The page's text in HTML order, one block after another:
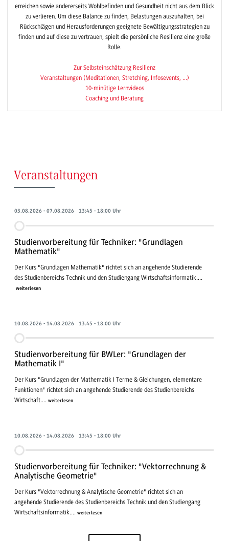
erreichen sowie andererseits Wohlbefinden und Gesundheit nicht aus dem Blick
zu verlieren. Um diese Balance zu finden, Belastungen auszuhalten, bei
Rückschlägen und Herausforderungen geeignete Bewältigungsstrategien zu
finden und auf diese zu vertrauen, spielt die persönliche Resilienz eine große
Rolle.
Zur Selbsteinschätzung Resilienz
Veranstaltungen (Meditationen, Stretching, Infosevents, ...)
10-minütige Lernvideos
Coaching und Beratung
Veranstaltungen
03.08.2026 - 07.08.2026 13:45 - 18:00 Uhr
Studienvorbereitung für Techniker: "Grundlagen
Mathematik"
Der Kurs "Grundlagen Mathematik" richtet sich an angehende Studierende
des Studienbereichs Technik und den Studiengang Wirtschaftsinformatik....
weiterlesen
10.08.2026 - 14.08.2026 13.45 - 18.00 Uhr
Studienvorbereitung für BWLer: "Grundlagen der
Mathematik I"
Der Kurs "Grundlagen der Mathematik I Terme & Gleichungen, elementare
Funktionen" richtet sich an angehende Studierende des Studienbereichs
Wirtschaft.... weiterlesen
10.08.2026 - 14.08.2026 13:45 - 18:00 Uhr
Studienvorbereitung für Techniker: "Vektorrechnung &
Analytische Geometrie"
Der Kurs "Vektorrechnung & Analytische Geometrie" richtet sich an
angehende Studierende des Studienbereichs Technik und den Studiengang
Wirtschaftsinformatik.... weiterlesen